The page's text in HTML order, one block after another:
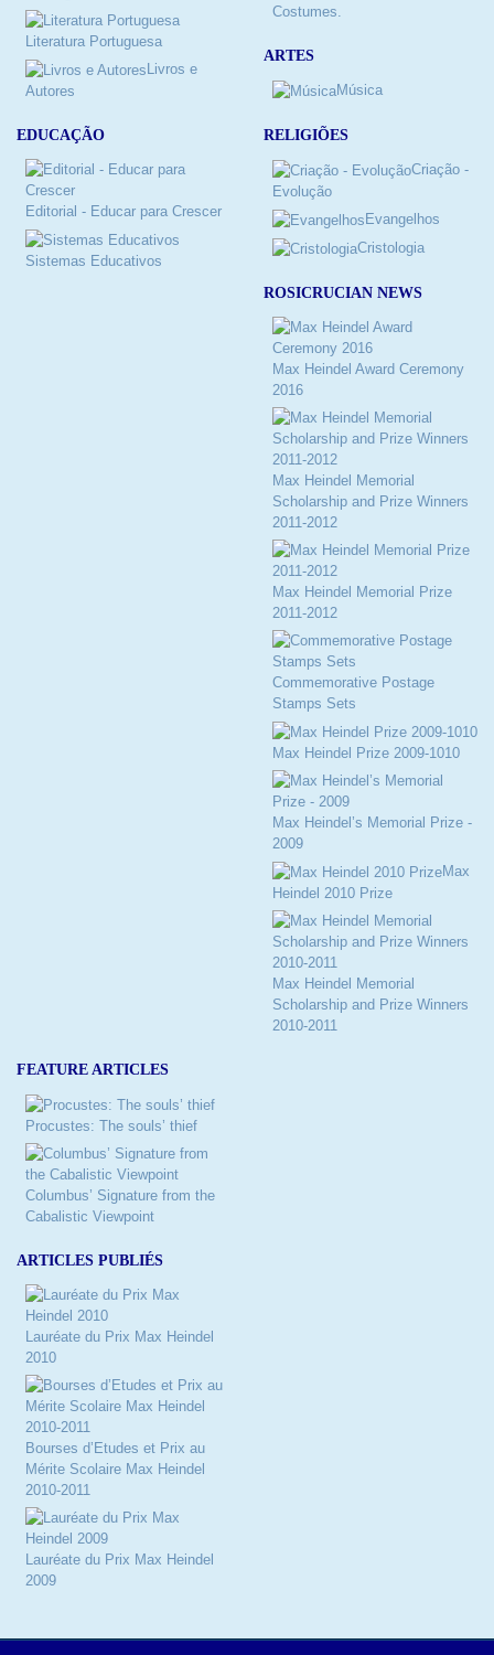
Literatura Portuguesa
Livros e
Autores
EDUCAÇÃO
Editorial - Educar para Crescer
Sistemas Educativos
Costumes.
ARTES
Música
RELIGIÕES
Criação -
Evolução
Evangelhos
Cristologia
ROSICRUCIAN NEWS
Max Heindel Award Ceremony
2016
Max Heindel Memorial
Scholarship and Prize Winners
2011-2012
Max Heindel Memorial Prize
2011-2012
Commemorative Postage
Stamps Sets
Max Heindel Prize 2009-1010
Max Heindel’s Memorial Prize -
2009
Max
Heindel 2010 Prize
Max Heindel Memorial
Scholarship and Prize Winners
2010-2011
FEATURE ARTICLES
Procustes: The souls’ thief
Columbus’ Signature from the
Cabalistic Viewpoint
ARTICLES PUBLIÉS
Lauréate du Prix Max Heindel
2010
Bourses d’Etudes et Prix au
Mérite Scolaire Max Heindel
2010-2011
Lauréate du Prix Max Heindel
2009